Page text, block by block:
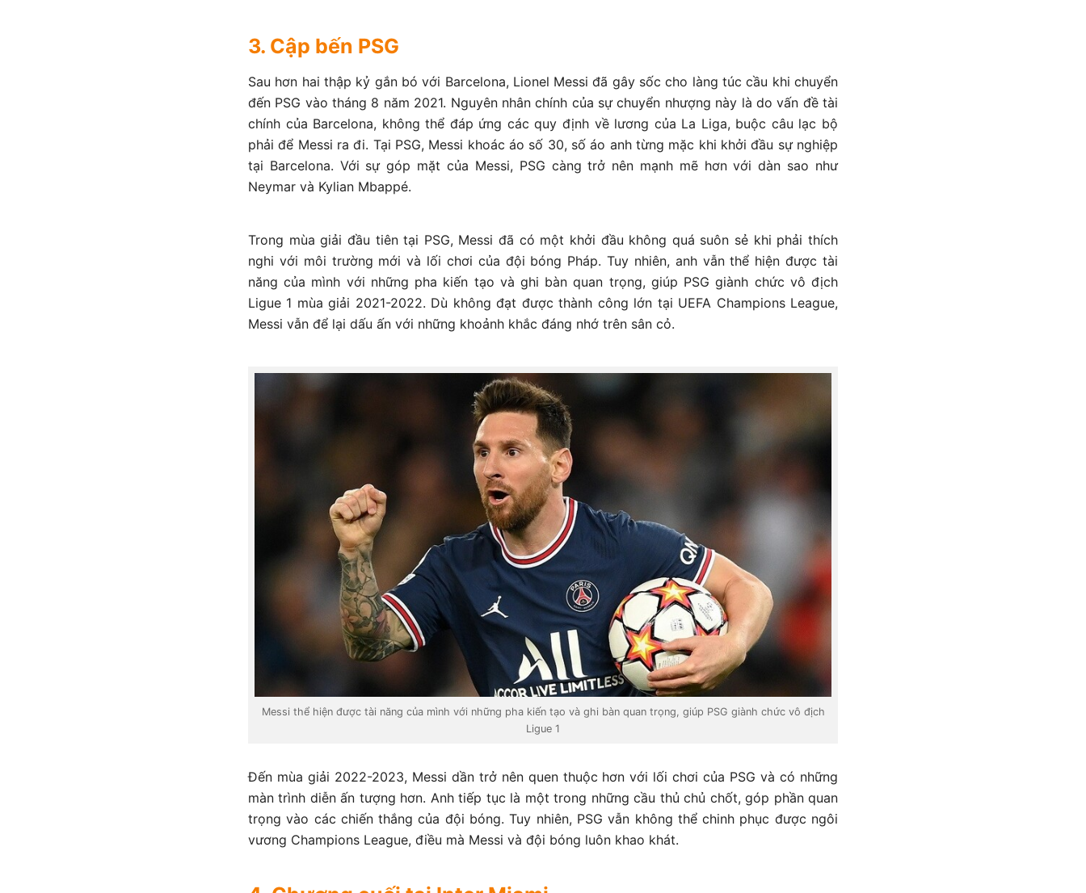
3. Cập bến PSG
Sau hơn hai thập kỷ gắn bó với Barcelona, Lionel Messi đã gây sốc cho làng túc cầu khi chuyển
đến PSG vào tháng 8 năm 2021. Nguyên nhân chính của sự chuyển nhượng này là do vấn đề tài
chính của Barcelona, không thể đáp ứng các quy định về lương của La Liga, buộc câu lạc bộ
phải để Messi ra đi. Tại PSG, Messi khoác áo số 30, số áo anh từng mặc khi khởi đầu sự nghiệp
tại Barcelona. Với sự góp mặt của Messi, PSG càng trở nên mạnh mẽ hơn với dàn sao như
Neymar và Kylian Mbappé.
Trong mùa giải đầu tiên tại PSG, Messi đã có một khởi đầu không quá suôn sẻ khi phải thích
nghi với môi trường mới và lối chơi của đội bóng Pháp. Tuy nhiên, anh vẫn thể hiện được tài
năng của mình với những pha kiến tạo và ghi bàn quan trọng, giúp PSG giành chức vô địch
Ligue 1 mùa giải 2021-2022. Dù không đạt được thành công lớn tại UEFA Champions League,
Messi vẫn để lại dấu ấn với những khoảnh khắc đáng nhớ trên sân cỏ.
Messi thể hiện được tài năng của mình với những pha kiến tạo và ghi bàn quan trọng, giúp PSG giành chức vô địch
Ligue 1
Đến mùa giải 2022-2023, Messi dần trở nên quen thuộc hơn với lối chơi của PSG và có những
màn trình diễn ấn tượng hơn. Anh tiếp tục là một trong những cầu thủ chủ chốt, góp phần quan
trọng vào các chiến thắng của đội bóng. Tuy nhiên, PSG vẫn không thể chinh phục được ngôi
vương Champions League, điều mà Messi và đội bóng luôn khao khát.